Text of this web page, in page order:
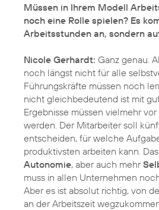
Müssen in Ihrem Modell
noch eine Rolle spielen? Es
Arbeitsstunden an, sondern
Nicole Gerhardt: Ganz genau.
noch längst nicht für alle
Führungskräfte müssen noch
nicht gleichbedeutend ist mit
Ergebnisse müssen vielmehr
werden. Der Mitarbeiter soll
entscheiden, für welche
produktivsten arbeiten kann.
Autonomie, aber auch mehr
muss in allen Unternehmen
Aber es ist absolut richtig, von
an der Arbeitszeit